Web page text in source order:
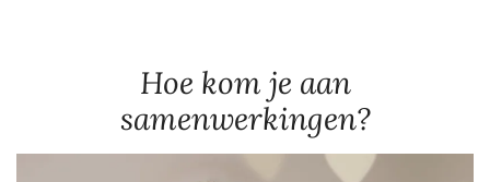
Hoe kom je aan
samenwerkingen?